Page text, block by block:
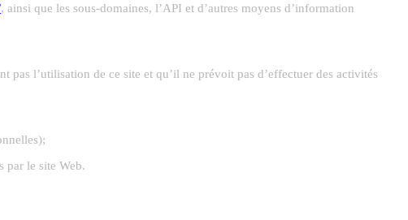
, ainsi que les sous-domaines, l’API et d’autres moyens d’information
l’utilisation de ce site et qu’il ne prévoit pas d’effectuer des activités
par le site Web.